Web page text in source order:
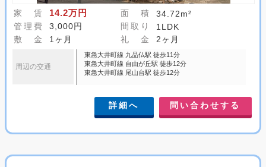
家 賃 14.2万円 面 積
34.72m²
管理費
3,000円 間取り
1LDK
敷 金
1ヶ月 礼 金 2ヶ月
周辺の交通
東急大井町線 九品仏駅 徒歩11分
東急大井町線 自由が丘駅 徒歩12分
東急大井町線 尾山台駅 徒歩12分
詳細へ 問い合わせする